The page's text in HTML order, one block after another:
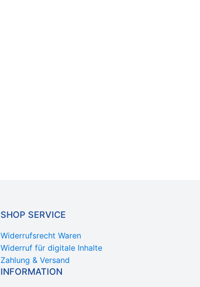
SHOP SERVICE
Widerrufsrecht Waren
Widerruf für digitale Inhalte
Zahlung & Versand
INFORMATION